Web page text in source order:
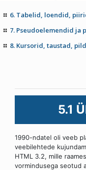
6. Tabelid, loendid,
7. Pseudoelemendid ja
8. Kursorid, taustad,
5.1
1990-ndatel oli veeb
veebilehtede
HTML 3.2, mille
vormindusega seotud